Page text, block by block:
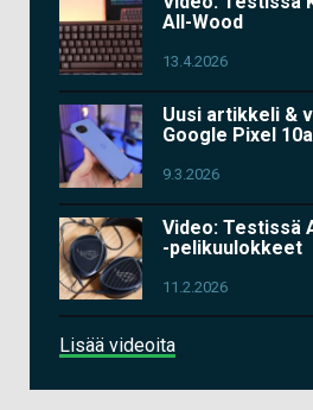
All-Wood
13.4.2026
Uusi artikkeli &
Google Pixel 10a
9.3.2026
Video: Testissä
-pelikuulokkeet
11.2.2026
Lisää videoita